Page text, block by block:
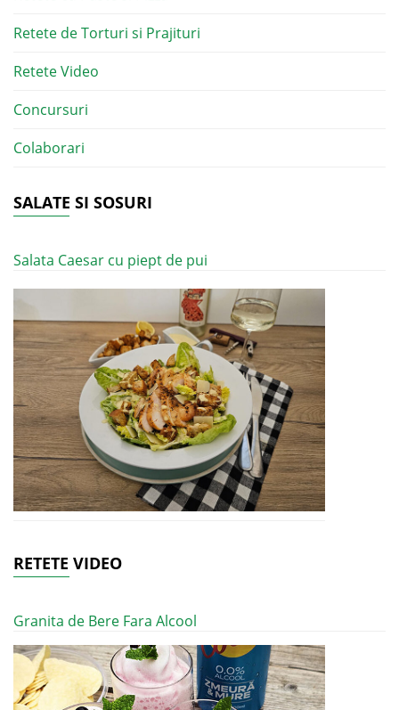
Retete de Torturi si Prajituri
Retete Video
Concursuri
Colaborari
SALATE SI SOSURI
Salata Caesar cu piept de pui
RETETE VIDEO
Granita de Bere Fara Alcool